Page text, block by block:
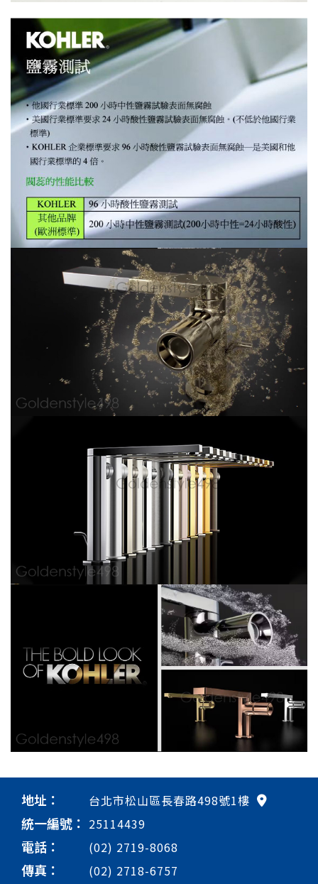
地址： 台北市松山區長春路498號1樓
統一編號： 25114439
電話： (02) 2719-8068
傳真： (02) 2718-6757